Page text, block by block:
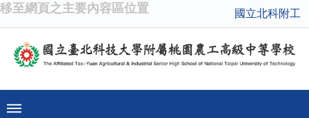
移至網頁之主要內容區位置 國立北科附工